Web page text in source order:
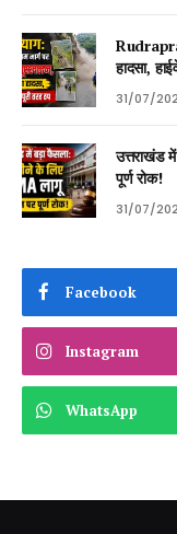
हादसा,
31/07/
उत्तराखंड
पूर्ण रोक!
31/07/
Facebook
Instagram
WhatsApp